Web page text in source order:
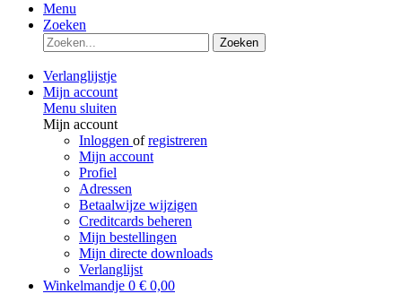
Menu
Zoeken
Zoeken
Verlanglijstje
Mijn account
Menu sluiten
Mijn account
Inloggen ofregistreren
Mijn account
Profiel
Adressen
Betaalwijze wijzigen
Creditcards beheren
Mijn bestellingen
Mijn directe downloads
Verlanglijst
Winkelmandje 0 € 0,00